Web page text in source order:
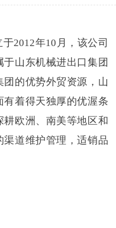
2012年10月，该公司
山东机械进出口集团
的优势外贸资源，山
着得天独厚的优渥条
欧洲、南美等地区和
渠道维护管理，适销品